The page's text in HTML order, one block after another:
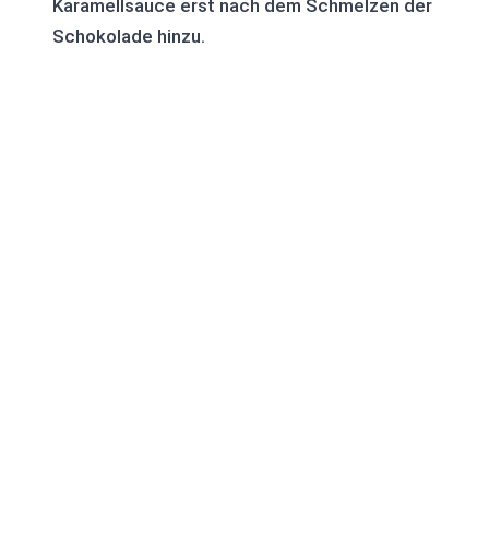
Karamellsauce erst nach dem Schmelzen der
Schokolade hinzu.